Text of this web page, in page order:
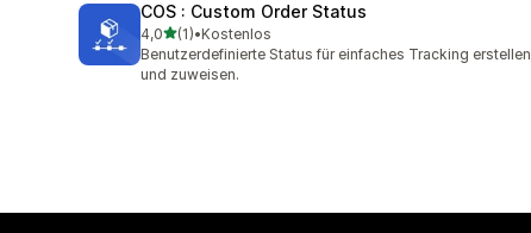
COS : Custom Order Status
4,0von 5 Sternen
(1)
1 Rezensionen insgesamt
•Kostenlos
Benutzerdefinierte Status für einfaches Tracking erstellen
und zuweisen.